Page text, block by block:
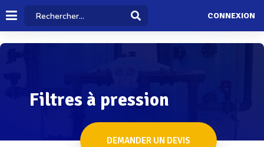
CONNEXION
Filtres à pression
DEMANDER UN DEVIS